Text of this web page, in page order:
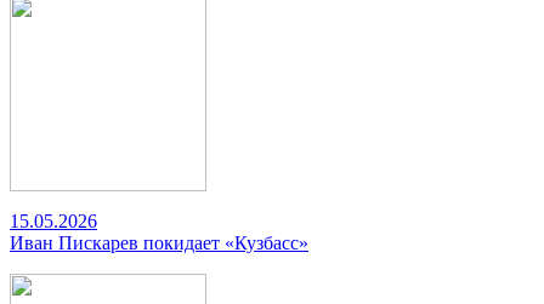
15.05.2026
Иван Пискарев покидает «Кузбасс»